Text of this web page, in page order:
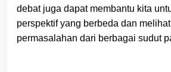
debat juga dapat membantu kita
perspektif yang berbeda dan
permasalahan dari berbagai sudut